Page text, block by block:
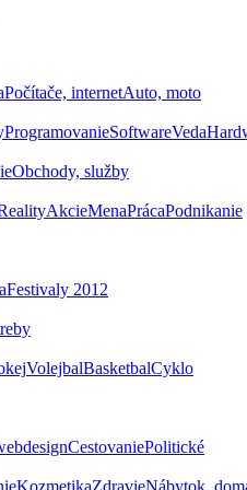
Počítače, internetAuto, moto
ProgramovanieSoftwareVeda
Obchody, služby
AkcieMenaPrácaPodnikanie
Festivaly 2012
VolejbalBasketbalCyklo
CestovaniePolitické
KozmetikaZdravieNábytok,